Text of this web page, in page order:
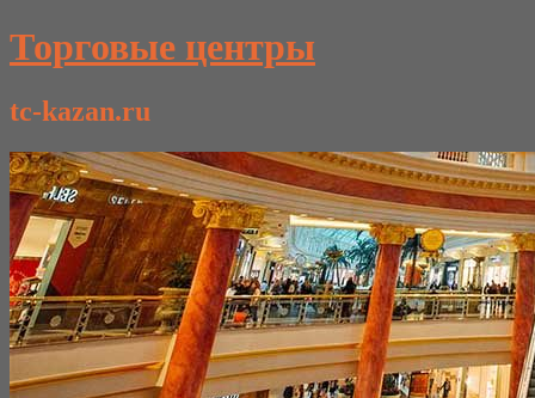
Торговые центры
tc-kazan.ru